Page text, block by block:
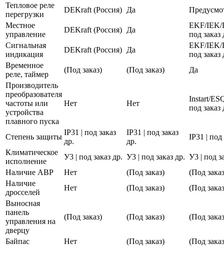
Тепловое реле
перегрузки
DEKraft (Россия) Да
Местное
управление
DEKraft (Россия) Да
EKF/IEK/
под заказ
Сигнальная
индикация
DEKraft (Россия) Да
EKF/IEK/
под заказ
Временное
реле, таймер
(Под заказ) (Под заказ)
Да
Производитель
преобразователя
частоты или
устройства
плавного пуска
Нет Нет
Instart/
под заказ
Степень защиты
IP31 | под заказ
др.
IP31 | под заказ
др.
IP31 | под
Климатическое
исполнение
У3 | под заказ др. У3 | под заказ др. У3 | под
Наличие АВР
Нет (Под заказ)
(Под
Наличие
дросселей
Нет (Под заказ)
(Под
Выносная
панель
управления на
дверцу
(Под заказ) (Под заказ) (Под
Байпас Нет (Под заказ) (Под